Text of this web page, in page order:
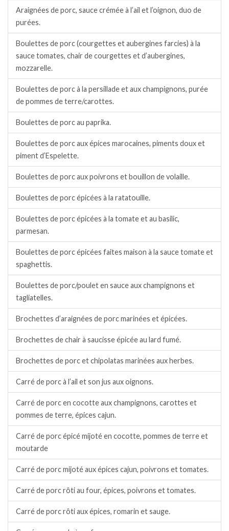
Araignées de porc, sauce crémée à l’ail et l’oignon, duo de
purées.
Boulettes de porc (courgettes et aubergines farcies) à la
sauce tomates, chair de courgettes et d’aubergines,
mozzarelle.
Boulettes de porc à la persillade et aux champignons, purée
de pommes de terre/carottes.
Boulettes de porc au paprika.
Boulettes de porc aux épices marocaines, piments doux et
piment d’Espelette.
Boulettes de porc aux poivrons et bouillon de volaille.
Boulettes de porc épicées à la ratatouille.
Boulettes de porc épicées à la tomate et au basilic,
parmesan.
Boulettes de porc épicées faites maison à la sauce tomate et
spaghettis.
Boulettes de porc/poulet en sauce aux champignons et
tagliatelles.
Brochettes d’araignées de porc marinées et épicées.
Brochettes de chair à saucisse épicée au lard fumé.
Brochettes de porc et chipolatas marinées aux herbes.
Carré de porc à l’ail et son jus aux oignons.
Carré de porc en cocotte aux champignons, carottes et
pommes de terre, épices cajun.
Carré de porc épicé mijoté en cocotte, pommes de terre et
moutarde
Carré de porc mijoté aux épices cajun, poivrons et tomates.
Carré de porc rôti au four, épices, poivrons et tomates.
Carré de porc rôti aux épices, romarin et sauge.